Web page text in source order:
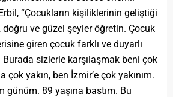
“Çocukların kişiliklerinin geliştiği
ve güzel şeyler öğretin. Çocuk
giren çocuk farklı ve duyarlı
sizlerle karşılaşmak beni çok
yakın, ben İzmir’e çok yakınım.
günüm. 89 yaşına bastım. Bu